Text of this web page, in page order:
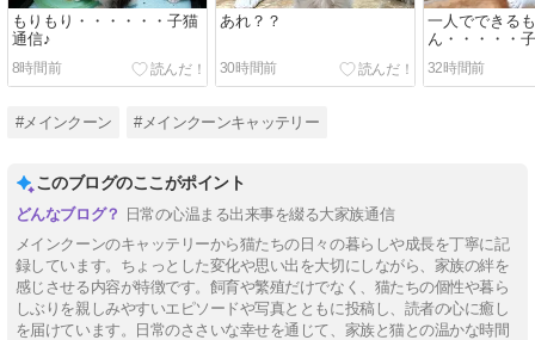
もりもり・・・・・・子猫
通信♪
8時間前
あれ？？
30時間前
一人でできるも
ん・・・・・
32時間前
#メインクーン #メインクーンキャッテリー
このブログのここがポイント
日常の心温まる出来事を綴る大家族通信
メインクーンのキャッテリーから猫たちの日々の暮らしや成長を丁寧に記
録しています。ちょっとした変化や思い出を大切にしながら、家族の絆を
感じさせる内容が特徴です。飼育や繁殖だけでなく、猫たちの個性や暮ら
しぶりを親しみやすいエピソードや写真とともに投稿し、読者の心に癒し
を届けています。日常のささいな幸せを通じて、家族と猫との温かな時間